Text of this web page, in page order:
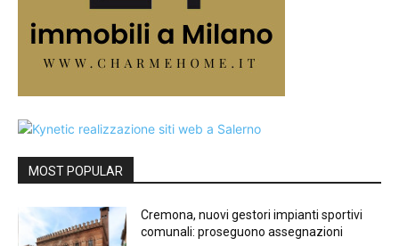
MOST POPULAR
Cremona, nuovi gestori impianti sportivi
comunali: proseguono assegnazioni